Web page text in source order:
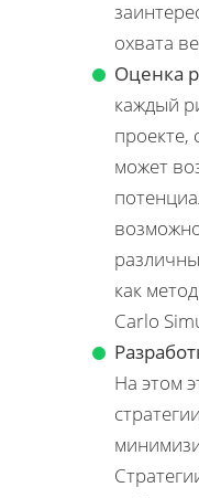
охвата
Оценка
каждый
проекте,
может
как
Carlo
На этом